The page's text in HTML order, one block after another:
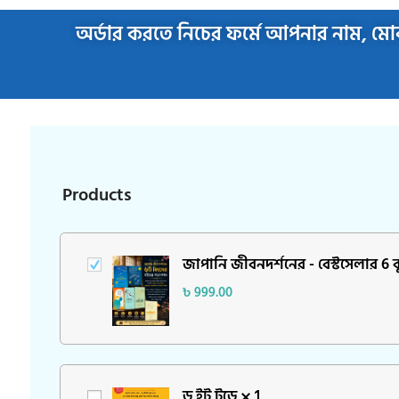
অর্ডার করতে নিচের ফর্মে আপনার নাম,
Products
জাপানি জীবনদর্শনের - বেস্টসেলার 6
৳999.00